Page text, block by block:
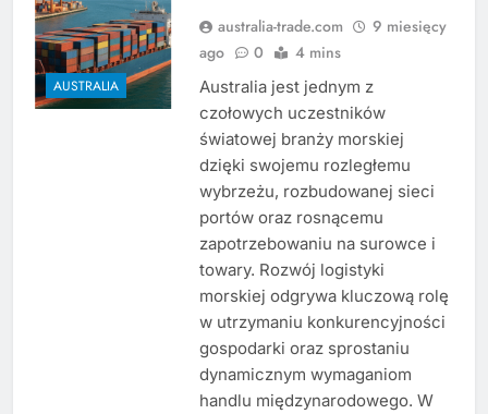
AUSTRALIA
australia-trade.com
9 miesięcy
ago
0 4 mins
Australia jest jednym z
czołowych uczestników
światowej branży morskiej
dzięki swojemu rozległemu
wybrzeżu, rozbudowanej sieci
portów oraz rosnącemu
zapotrzebowaniu na surowce i
towary. Rozwój logistyki
morskiej odgrywa kluczową rolę
w utrzymaniu konkurencyjności
gospodarki oraz sprostaniu
dynamicznym wymaganiom
handlu międzynarodowego. W